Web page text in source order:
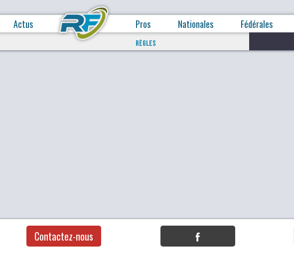
Actus Pros Nationales Fédérales
RÈGLES
Contactez-nous